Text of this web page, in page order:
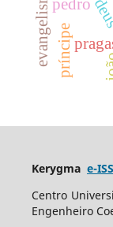
pedro
príncipe
Kerygma e-
Centro
Engenheiro